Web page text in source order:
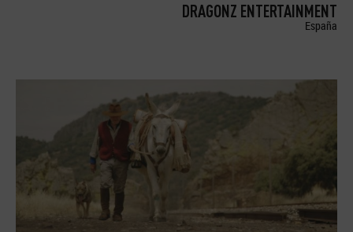
DRAGONZ ENTERTAINMENT
España